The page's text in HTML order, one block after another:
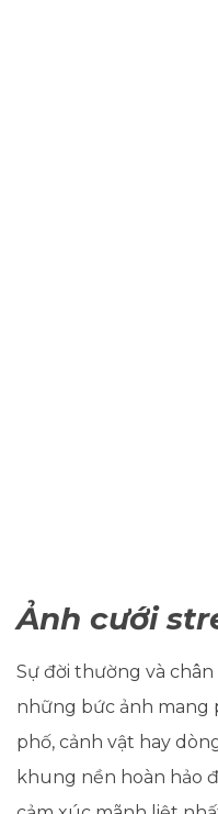
Ảnh cưới
Sự đời thường và
những bức ảnh mang
phố, cảnh vật hay
khung nền hoàn hảo